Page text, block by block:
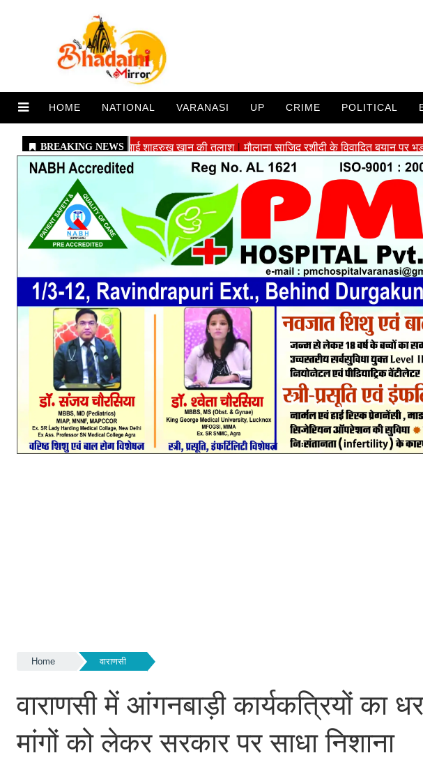
HOME NATIONAL VARANASI UP CRIME POLITICAL
Home वाराणसी
वाराणसी में आंगनबाड़ी कार्यकत्रियों का
मांगों को लेकर सरकार पर साधा निशाना